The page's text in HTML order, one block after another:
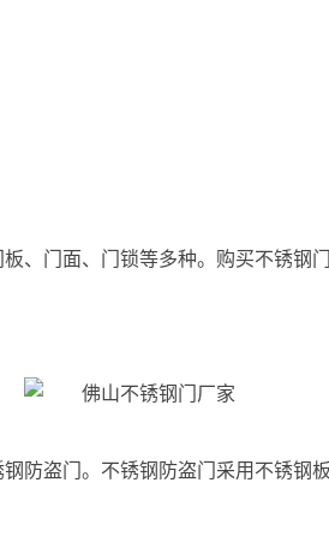
、门面、门锁等多种。购买不锈钢
防盗门。不锈钢防盗门采用不锈